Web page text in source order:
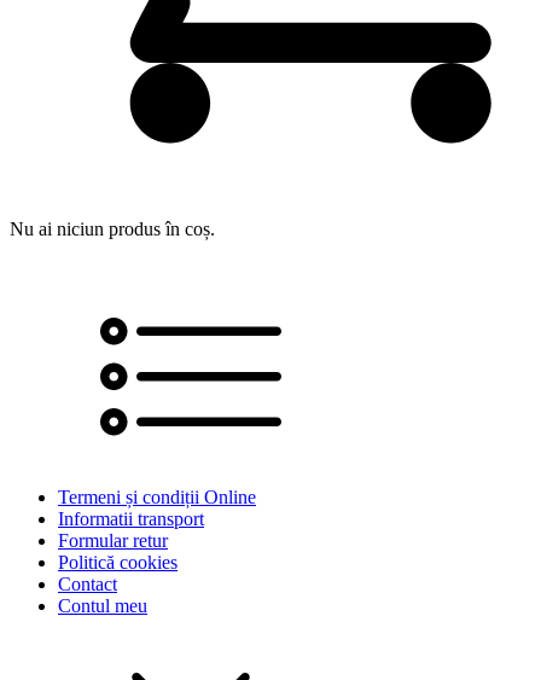
Nu ai niciun produs în coș.
Termeni și condiții Online
Informatii transport
Formular retur
Politică cookies
Contact
Contul meu